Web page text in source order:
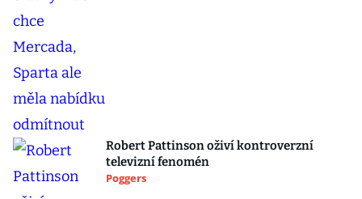
Robert Pattinson oživí kontroverzní
televizní fenomén
Poggers